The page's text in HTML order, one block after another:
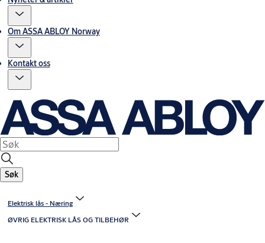
Om ASSA ABLOY Norway
Kontakt oss
Søk
Elektrisk lås - Næring
ØVRIG ELEKTRISK LÅS OG TILBEHØR